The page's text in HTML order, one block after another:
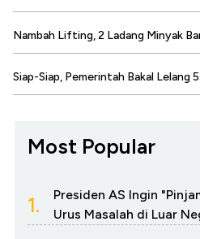
Nambah Lifting, 2 Ladang Minyak
Siap-Siap, Pemerintah Bakal Lelang
Most Popular
1.
Presiden AS Ingin
Urus Masalah di Luar